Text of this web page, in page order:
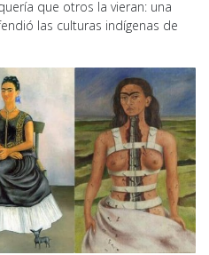
que otros la vieran: una
las culturas indígenas de